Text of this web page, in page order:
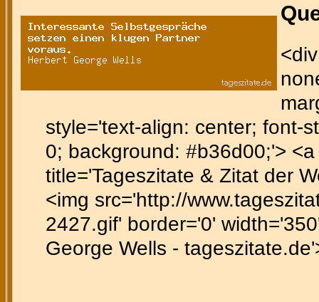
style='text-align: center; font-
0; background: #b36d00;'>
title='Tageszitate & Zitat der
<img src='http://
2427.gif' border='0'
George Wells -